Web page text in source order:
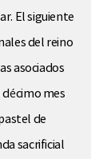
El siguiente
del reino
asociados
mes
de
sacrificial